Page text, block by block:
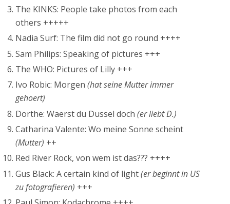
The KINKS: People take photos from each
others +++++
Nadia Surf: The film did not go round ++++
Sam Philips: Speaking of pictures +++
The WHO: Pictures of Lilly +++
Ivo Robic: Morgen(hat seine Mutter immer
gehoert)
Dorthe: Waerst du Dussel doch(er liebt D.)
Catharina Valente: Wo meine Sonne scheint
(Mutter) ++
Red River Rock, von wem ist das??? ++++
Gus Black: A certain kind of light(er beginnt in US
zu fotografieren) +++